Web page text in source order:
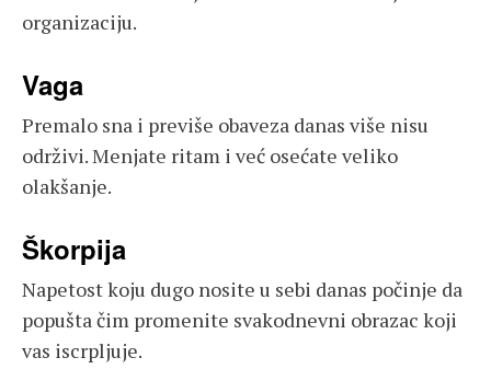
organizaciju.
Vaga
Premalo sna i previše obaveza danas više nisu
održivi. Menjate ritam i već osećate veliko
olakšanje.
Škorpija
Napetost koju dugo nosite u sebi danas počinje da
popušta čim promenite svakodnevni obrazac koji
vas iscrpljuje.